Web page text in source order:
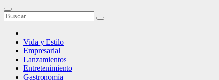
Vida y Estilo
Empresarial
Lanzamientos
Entretenimiento
Gastronomía